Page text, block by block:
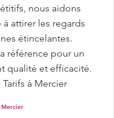
nous aidons
attirer les regards
étincelantes.
référence pour un
qualité et efficacité.
à Mercier
Mercier